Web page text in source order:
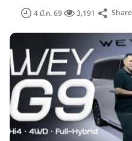
4 มี.ค. 69
3,191 Share